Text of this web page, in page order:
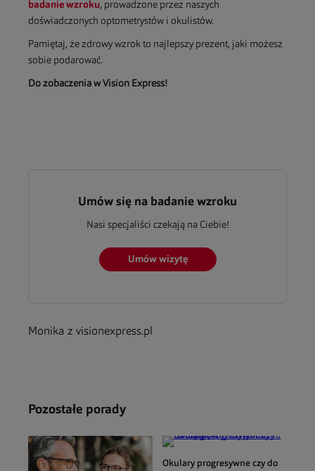
badanie wzroku, prowadzone przez naszych
doświadczonych optometrystów i okulistów.
Pamiętaj, że zdrowy wzrok to najlepszy prezent, jaki możesz
sobie podarować.
Do zobaczenia w Vision Express!
Umów się na badanie wzroku
Nasi specjaliści czekają na Ciebie!
Umów wizytę
Monika z visionexpress.pl
Pozostałe porady
Okulary progresywne czy do